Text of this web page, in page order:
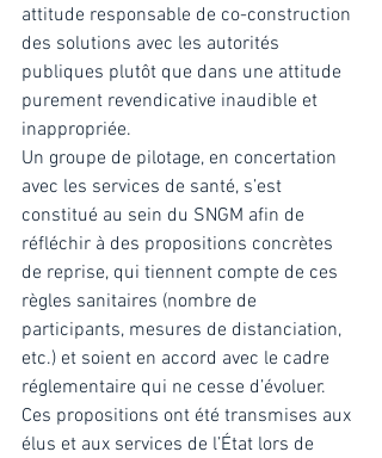
attitude responsable de co-construction
des solutions avec les autorités
publiques plutôt que dans une attitude
purement revendicative inaudible et
inappropriée.
Un groupe de pilotage, en concertation
avec les services de santé, s’est
constitué au sein du SNGM afin de
réfléchir à des propositions concrètes
de reprise, qui tiennent compte de ces
règles sanitaires (nombre de
participants, mesures de distanciation,
etc.) et soient en accord avec le cadre
réglementaire qui ne cesse d’évoluer.
Ces propositions ont été transmises aux
élus et aux services de l’État lors de